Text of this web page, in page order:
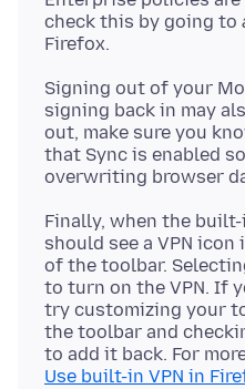
check this by going to
Signing out of your
signing back in may
out, make sure you
that Sync is enabled
Finally, when the
should see a VPN
of the toolbar.
to turn on the VPN. If
try customizing your
the toolbar and
to add it back. For
Use built-in VPN in